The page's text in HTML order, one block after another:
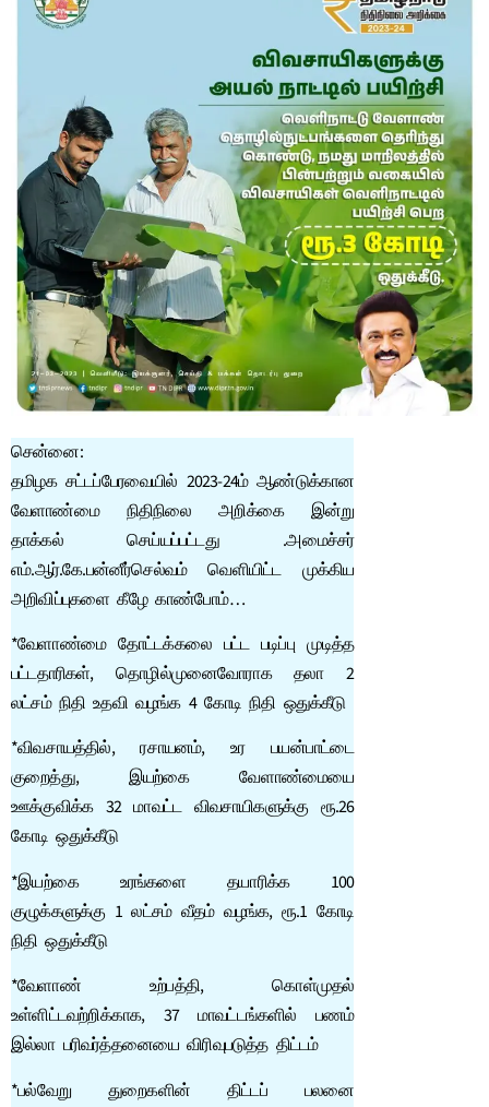
சென்னை:
தமிழக சட்டப்பேரவையில் 2023-24ம் ஆண்டுக்கான
வேளாண்மை நிதிநிலை அறிக்கை இன்று
தாக்கல் செய்யப்பட்டது .அமைச்சர்
எம்.ஆர்.கே.பன்னீர்செல்வம் வெளியிட்ட முக்கிய
அறிவிப்புகளை கீழே காண்போம்…
*வேளாண்மை தோட்டக்கலை பட்ட படிப்பு முடித்த
பட்டதாரிகள், தொழில்முனைவோராக தலா 2
லட்சம் நிதி உதவி வழங்க 4 கோடி நிதி ஒதுக்கீடு
*விவசாயத்தில், ரசாயனம், உர பயன்பாட்டை
குறைத்து, இயற்கை வேளாண்மையை
ஊக்குவிக்க 32 மாவட்ட விவசாயிகளுக்கு ரூ.26
கோடி ஒதுக்கீடு
*இயற்கை உரங்களை தயாரிக்க 100
குழுக்களுக்கு 1 லட்சம் வீதம் வழங்க, ரூ.1 கோடி
நிதி ஒதுக்கீடு
*வேளாண் உற்பத்தி, கொள்முதல்
உள்ளிட்டவற்றிக்காக, 37 மாவட்டங்களில் பணம்
இல்லா பரிவர்த்தனையை விரிவுபடுத்த திட்டம்
*பல்வேறு துறைகளின் திட்டப் பலனை